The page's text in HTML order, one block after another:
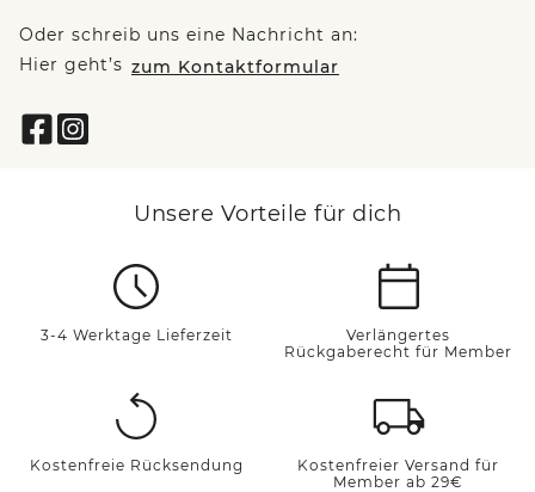
Oder schreib uns eine Nachricht an:
Hier geht’s zum Kontaktformular
Unsere Vorteile für dich
3-4 Werktage Lieferzeit
Verlängertes
Rückgaberecht für Member
Kostenfreie Rücksendung
Kostenfreier Versand für
Member ab 29€